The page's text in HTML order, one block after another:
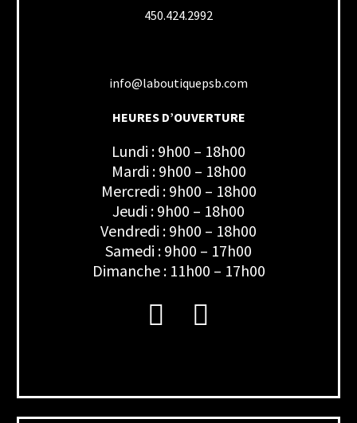
450.424.2992
info@laboutiquepsb.com
HEURES D’OUVERTURE
Lundi : 9h00 – 18h00
Mardi : 9h00 – 18h00
Mercredi : 9h00 – 18h00
Jeudi : 9h00 – 18h00
Vendredi : 9h00 – 18h00
Samedi : 9h00 – 17h00
Dimanche : 11h00 – 17h00